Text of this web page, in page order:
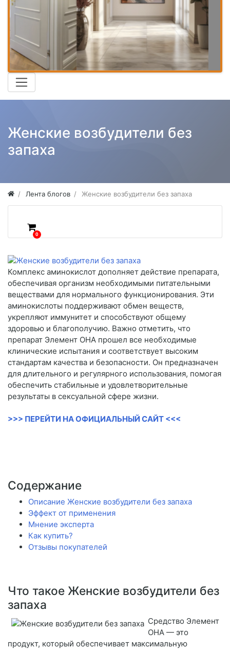
Женские возбудители без
запаха
Лента блогов Женские возбудители без запаха
0
Комплекс аминокислот дополняет действие препарата,
обеспечивая организм необходимыми питательными
веществами для нормального функционирования. Эти
аминокислоты поддерживают обмен веществ,
укрепляют иммунитет и способствуют общему
здоровью и благополучию. Важно отметить, что
препарат Элемент ОНА прошел все необходимые
клинические испытания и соответствует высоким
стандартам качества и безопасности. Он предназначен
для длительного и регулярного использования, помогая
обеспечить стабильные и удовлетворительные
результаты в сексуальной сфере жизни.
>>> ПЕРЕЙТИ НА ОФИЦИАЛЬНЫЙ САЙТ <<<
Содержание
Описание Женские возбудители без запаха
Эффект от применения
Мнение эксперта
Как купить?
Отзывы покупателей
Что такое Женские возбудители без
запаха
Средство Элемент
ОНА — это
продукт, который обеспечивает максимальную